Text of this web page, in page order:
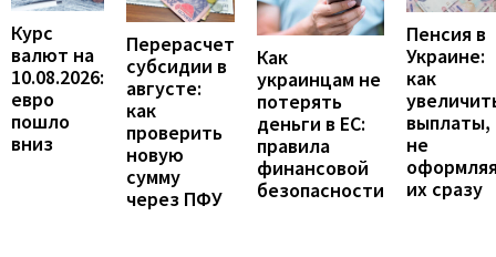
Курс
валют на
10.08.2026:
евро
пошло
вниз
Перерасчет
субсидии в
августе:
как
проверить
новую
сумму
через ПФУ
Как
украинцам не
потерять
деньги в ЕС:
правила
финансовой
безопасности
Пенсия в
Украине:
как
выплаты,
не
их сразу